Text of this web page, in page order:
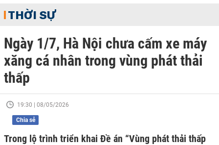
THỜI SỰ
Ngày 1/7, Hà Nội chưa cấm xe máy
xăng cá nhân trong vùng phát thải
thấp
19:30 | 08/05/2026
Chia sẻ
Trong lộ trình triển khai Đề án “Vùng phát thải thấp